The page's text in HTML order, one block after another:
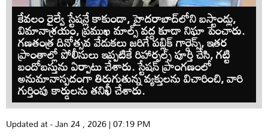
కేవలం రైల్వే స్టేషన్లే కాకుండా, హైదరాబాద్‌లోని బస్టాండ్లు,
విమానాశ్రయం, ప్రముఖ మాల్స్ వద్ద కూడా నిఘా పెంచారు.
గణతంత్ర దినోత్సవ వేడుకలు జరిగే పబ్లిక్ గార్డెన్స్, ఇతర
ప్రాంతాల్లో పోలీసులు ఇప్పటికే రిహార్సల్స్ పూర్తి చేసి, గట్టి
బందోబస్తును ఏర్పాటు చేశారు. స్టేషన్ ప్రాంగణంలో
అనుమానాస్పదంగా తిరుగుతున్న వ్యక్తులను విచారించి, వారి
గుర్తింపు కార్డులను తనిఖీ చేశారు.
Updated at - Jan 24 , 2026 | 07:19 PM